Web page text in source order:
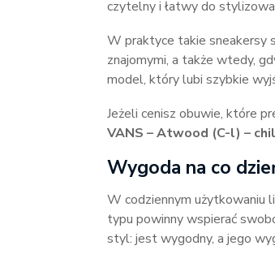
czytelny i łatwy do
W praktyce takie sneakersy
znajomymi, a także wtedy,
model, który lubi szybkie
Jeżeli cenisz obuwie, które
VANS – Atwood (C-l) –
Wygoda na co
W codziennym użytkowaniu
typu powinny wspierać
styl: jest wygodny, a jego